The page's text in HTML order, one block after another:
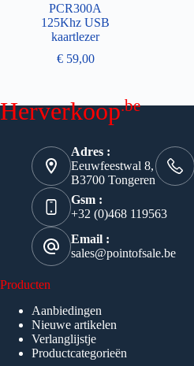
PCR300A
125Khz USB
kaartlezer
€59,00
Herverkoop.be
Adres :
Eeuwfeestwal 8,
B3700 Tongeren
Gsm :
+32 (0)468 119563
Email :
sales@pointofsale.be
Producten
Aanbiedingen
Nieuwe artikelen
Verlanglijstje
Productcategorieën